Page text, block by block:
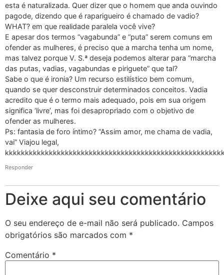
esta é naturalizada. Quer dizer que o homem que anda ouvindo
pagode, dizendo que é raparigueiro é chamado de vadio?
WHAT? em que realidade paralela você vive?
E apesar dos termos “vagabunda” e “puta” serem comuns em
ofender as mulheres, é preciso que a marcha tenha um nome,
mas talvez porque V. S.ª deseja podemos alterar para “marcha
das putas, vadias, vagabundas e piriguete” que tal?
Sabe o que é ironia? Um recurso estilístico bem comum,
quando se quer desconstruir determinados conceitos. Vadia
acredito que é o termo mais adequado, pois em sua origem
significa ‘livre’, mas foi desapropriado com o objetivo de
ofender as mulheres.
Ps: fantasia de foro íntimo? “Assim amor, me chama de vadia,
vai” Viajou legal,
Responder
Deixe aqui seu comentário
O seu endereço de e-mail não será publicado. Campos
obrigatórios são marcados com *
Comentário *